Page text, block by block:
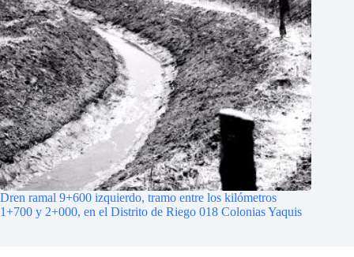
Dren ramal 9+600 izquierdo, tramo entre los kilómetros
1+700 y 2+000, en el Distrito de Riego 018 Colonias Yaquis